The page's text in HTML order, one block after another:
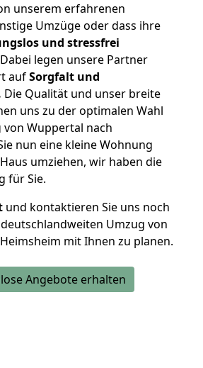
unserem erfahrenen
Umzüge oder dass ihre
und stressfrei
legen unsere Partner
aufSorgfalt und
Die Qualität und unser breite
uns zu der optimalen Wahl
Wuppertal nach
nun eine kleine Wohnung
umziehen, wir haben die
für Sie.
und kontaktieren Sie uns noch
Umzug von
mit Ihnen zu planen.
Angebote erhalten